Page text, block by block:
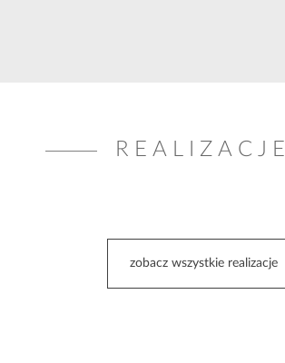
REALIZACJE
zobacz wszystkie realizacje